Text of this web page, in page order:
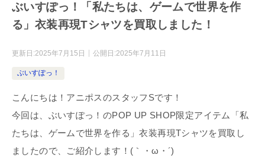
ぶいすぽっ！「私たちは、ゲームで世界を作
る」衣装再現Tシャツを買取しました！
更新日:2025年7月15日 公開日:2025年7月11日
ぶいすぽっ！
こんにちは！アニポスのスタッフSです！
今回は、ぶいすぽっ！のPOP UP SHOP限定アイテム「私
たちは、ゲームで世界を作る」衣装再現Tシャツを買取し
ましたので、ご紹介します！(｀・ω・´)